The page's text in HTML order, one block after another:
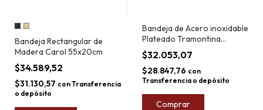
Bandeja Rectangular de
Madera Carol 55x20cm
$34.589,52
$31.130,57 conTransferencia
o depósito
Bandeja de Acero inoxidable
Plateado Tramontina
x32,5cm
$32.053,07
$28.847,76 con
Transferencia o depósito
Comprar